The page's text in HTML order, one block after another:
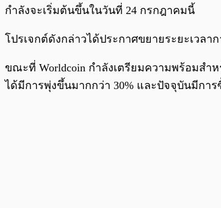
กำลังจะเริ่มต้นขึ้นในวันที่ 24 กรกฎาคมนี้
โปรเจกต์ดังกล่าวได้ประกาศขยายระยะเวล
ขณะที่ Worldcoin กำลังเตรียมความพร้อมสำ
ได้มีการพุ่งขึ้นมากกว่า 30% และปัจจุบันมีกา